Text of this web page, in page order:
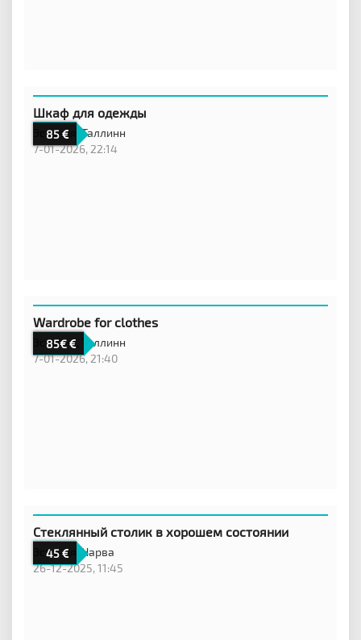
85
Шкаф для одежды
Эстония, Таллинн
7-01-2026, 22:14
85€
Wardrobe for clothes
Эстония,
Таллинн
7-01-2026, 21:40
45
Стеклянный столик в хорошем состоянии
Эстония, Нарва
26-12-2025, 11:45